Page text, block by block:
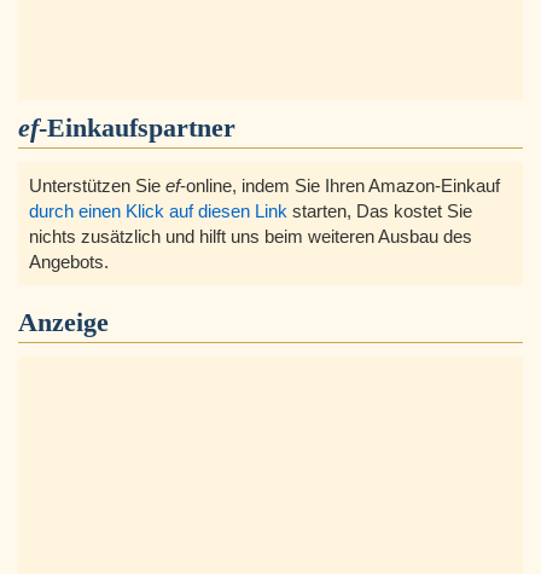
ef-Einkaufspartner
Unterstützen Sie ef-online, indem Sie Ihren Amazon-Einkauf
durch einen Klick auf diesen Link starten, Das kostet Sie
nichts zusätzlich und hilft uns beim weiteren Ausbau des
Angebots.
Anzeige